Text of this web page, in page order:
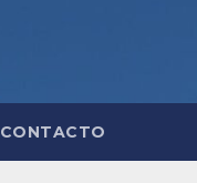
CONTACTO